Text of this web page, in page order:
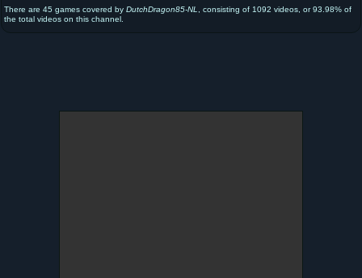
There are 45 games covered by DutchDragon85-NL
, consisting of 1092 videos, or 93.98% of
the total videos on this channel.